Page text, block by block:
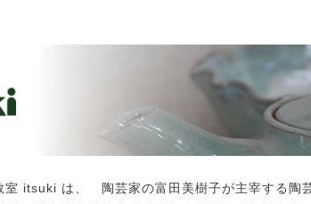
itsuki は、 陶芸家の富田美樹子が主宰する陶